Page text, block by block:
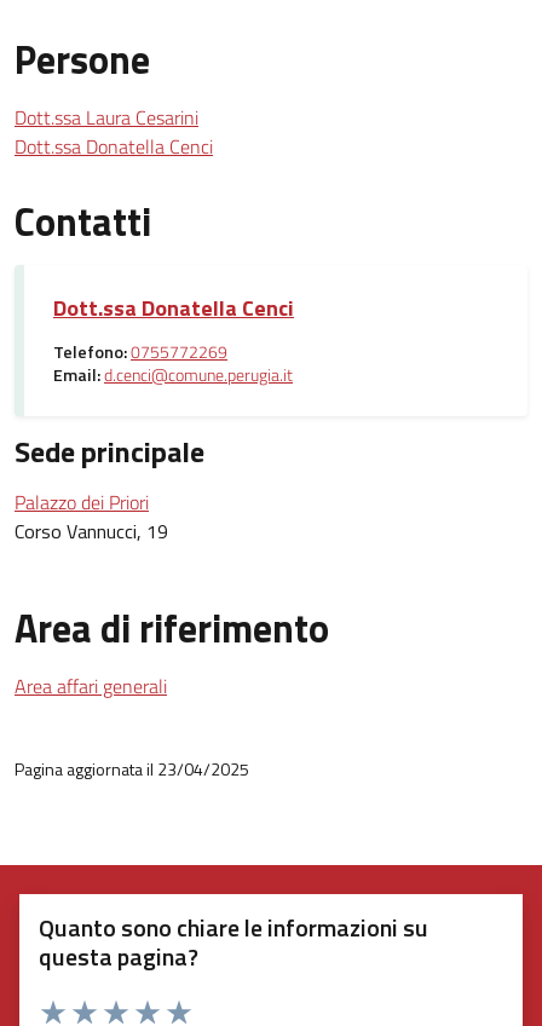
Persone
Dott.ssa Laura Cesarini
Dott.ssa Donatella Cenci
Contatti
Dott.ssa Donatella Cenci
Telefono:0755772269
Email:d.cenci@comune.perugia.it
Sede principale
Palazzo dei Priori
Corso Vannucci, 19
Area di riferimento
Area affari generali
Pagina aggiornata il 23/04/2025
Quanto sono chiare le informazioni su
questa pagina?